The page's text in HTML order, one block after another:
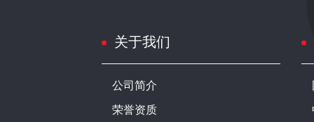
关于我们
公司简介
荣誉资质